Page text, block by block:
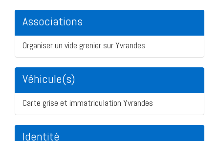
Associations
Organiser un vide grenier sur Yvrandes
Véhicule(s)
Carte grise et immatriculation Yvrandes
Identité